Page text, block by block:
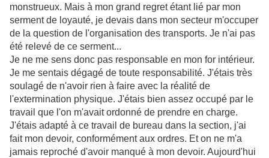
monstrueux. Mais à mon grand regret étant lié par mon
serment de loyauté, je devais dans mon secteur m'occuper
de la question de l'organisation des transports. Je n'ai pas
été relevé de ce serment...
Je ne me sens donc pas responsable en mon for intérieur.
Je me sentais dégagé de toute responsabilité. J'étais très
soulagé de n'avoir rien à faire avec la réalité de
l'extermination physique. J'étais bien assez occupé par le
travail que l'on m'avait ordonné de prendre en charge.
J'étais adapté à ce travail de bureau dans la section, j'ai
fait mon devoir, conformément aux ordres. Et on ne m'a
jamais reproché d'avoir manqué à mon devoir. Aujourd'hui